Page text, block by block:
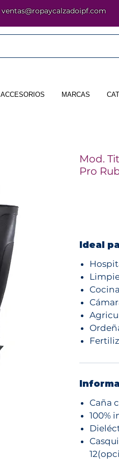
ventas@ropaycalzadoipf.com
ACCESORIOS MARCAS
Mod.
Pro
Ideal
Cocina
Caña
100%